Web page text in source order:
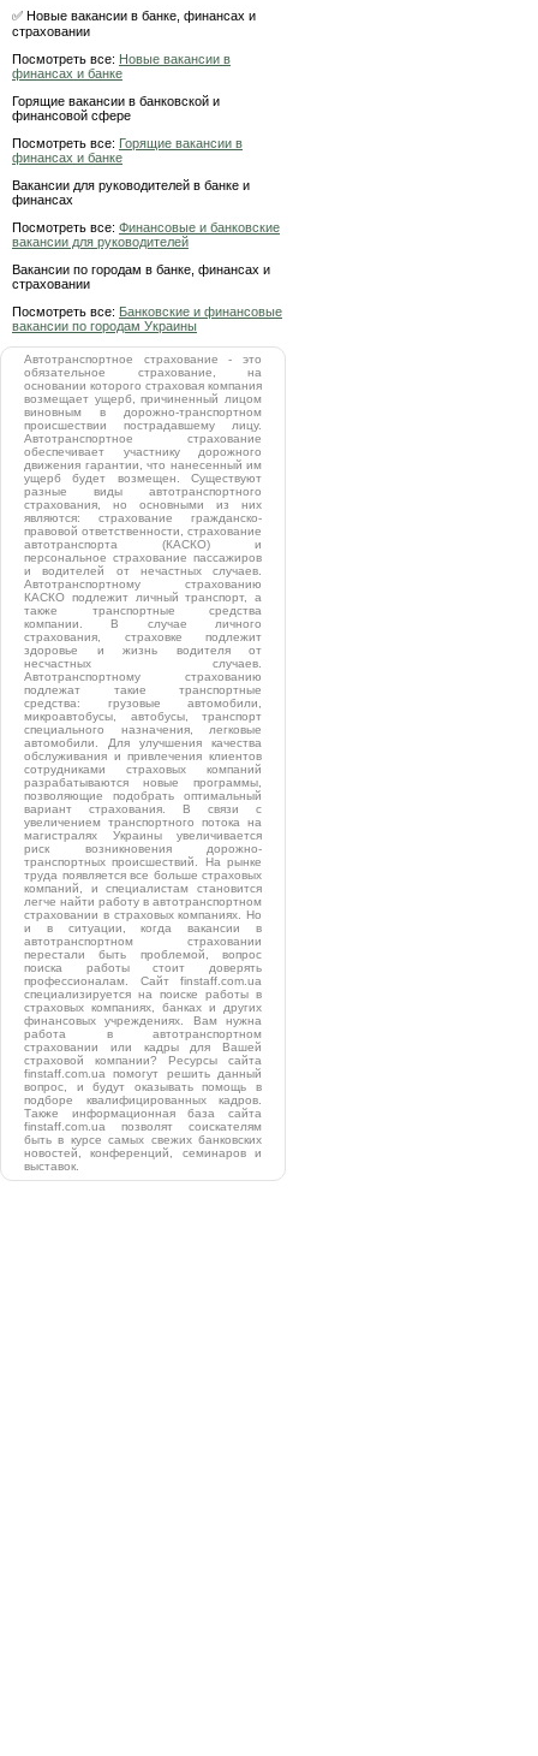
✅ Новые вакансии в банке, финансах и
страховании
Посмотреть все: Новые вакансии в
финансах и банке
Горящие вакансии в банковской и
финансовой сфере
Посмотреть все: Горящие вакансии в
финансах и банке
Вакансии для руководителей в банке и
финансах
Посмотреть все: Финансовые и банковские
вакансии для руководителей
Вакансии по городам в банке, финансах и
страховании
Посмотреть все: Банковские и финансовые
вакансии по городам Украины
Автотранспортное страхование - это
обязательное страхование, на
основании которого страховая компания
возмещает ущерб, причиненный лицом
виновным в дорожно-транспортном
происшествии пострадавшему лицу.
Автотранспортное страхование
обеспечивает участнику дорожного
движения гарантии, что нанесенный им
ущерб будет возмещен. Существуют
разные виды автотранспортного
страхования, но основными из них
являются: страхование гражданско-
правовой ответственности, страхование
автотранспорта (КАСКО) и
персональное страхование пассажиров
и водителей от нечастных случаев.
Автотранспортному страхованию
КАСКО подлежит личный транспорт, а
также транспортные средства
компании. В случае личного
страхования, страховке подлежит
здоровье и жизнь водителя от
несчастных случаев.
Автотранспортному страхованию
подлежат такие транспортные
средства: грузовые автомобили,
микроавтобусы, автобусы, транспорт
специального назначения, легковые
автомобили. Для улучшения качества
обслуживания и привлечения клиентов
сотрудниками страховых компаний
разрабатываются новые программы,
позволяющие подобрать оптимальный
вариант страхования. В связи с
увеличением транспортного потока на
магистралях Украины увеличивается
риск возникновения дорожно-
транспортных происшествий. На рынке
труда появляется все больше страховых
компаний, и специалистам становится
легче найти работу в автотранспортном
страховании в страховых компаниях. Но
и в ситуации, когда вакансии в
автотранспортном страховании
перестали быть проблемой, вопрос
поиска работы стоит доверять
профессионалам. Сайт finstaff.com.ua
специализируется на поиске работы в
страховых компаниях, банках и других
финансовых учреждениях. Вам нужна
работа в автотранспортном
страховании или кадры для Вашей
страховой компании? Ресурсы сайта
finstaff.com.ua помогут решить данный
вопрос, и будут оказывать помощь в
подборе квалифицированных кадров.
Также информационная база сайта
finstaff.com.ua позволят соискателям
быть в курсе самых свежих банковских
новостей, конференций, семинаров и
выставок.